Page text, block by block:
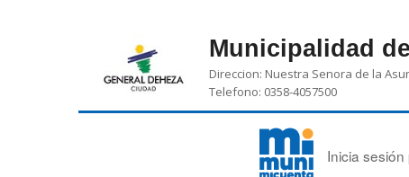
Municipalidad
Direccion: Nuestra Senora de la
Telefono: 0358-4057500
Inicia